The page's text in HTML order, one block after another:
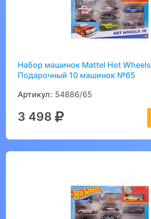
Набор машинок Mattel Hot Wheels
Подарочный 10 машинок №65
Артикул: 54886/65
3 498